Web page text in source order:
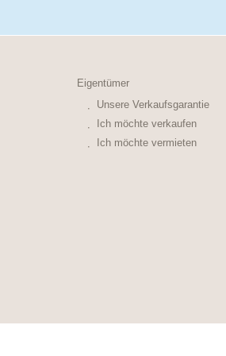
Eigentümer
Unsere Verkaufsgarantie
Ich möchte verkaufen
Ich möchte vermieten